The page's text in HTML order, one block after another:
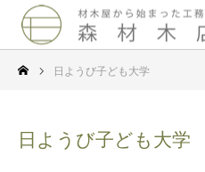
日ようび子ども大学
日ようび子ども大学